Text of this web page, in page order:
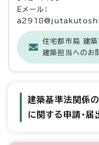
Eメール：
住宅都市局 建
建築担当へのお
建築基準法関係の
に関する申請・届